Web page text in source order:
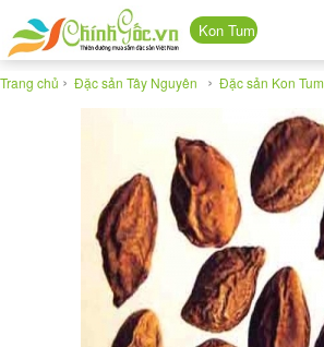
Kon Tum
Trang chủ › Đặc sản Tây Nguyên › Đặc sản Kon Tum